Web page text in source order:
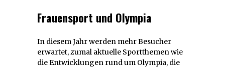
Frauensport und Olympia
In diesem Jahr werden mehr Besucher
erwartet, zumal aktuelle Sportthemen wie
die Entwicklungen rund um Olympia, die